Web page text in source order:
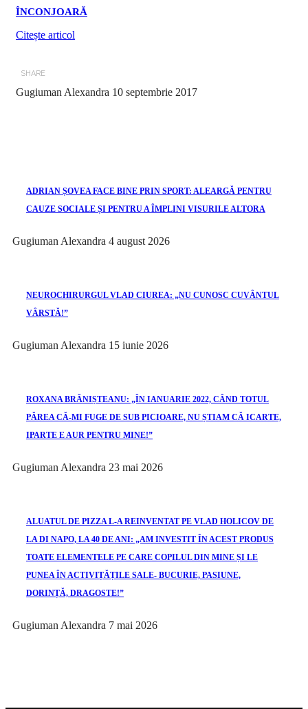
ÎNCONJOARĂ
Citește articol
SHARE
Gugiuman Alexandra 10 septembrie 2017
ADRIAN ȘOVEA FACE BINE PRIN SPORT: ALEARGĂ PENTRU
CAUZE SOCIALE ȘI PENTRU A ÎMPLINI VISURILE ALTORA
Gugiuman Alexandra 4 august 2026
NEUROCHIRURGUL VLAD CIUREA: „NU CUNOSC CUVÂNTUL
VÂRSTĂ!”
Gugiuman Alexandra 15 iunie 2026
ROXANA BRĂNIȘTEANU: „ÎN IANUARIE 2022, CÂND TOTUL
PĂREA CĂ-MI FUGE DE SUB PICIOARE, NU ȘTIAM CĂ ICARTE,
IPARTE E AUR PENTRU MINE!”
Gugiuman Alexandra 23 mai 2026
ALUATUL DE PIZZA L-A REINVENTAT PE VLAD HOLICOV DE
LA DI NAPO, LA 40 DE ANI: „AM INVESTIT ÎN ACEST PRODUS
TOATE ELEMENTELE PE CARE COPILUL DIN MINE ȘI LE
PUNEA ÎN ACTIVIȚĂȚILE SALE- BUCURIE, PASIUNE,
DORINȚĂ, DRAGOSTE!”
Gugiuman Alexandra 7 mai 2026